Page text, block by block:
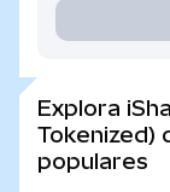
Explora
Tokenized)
populares